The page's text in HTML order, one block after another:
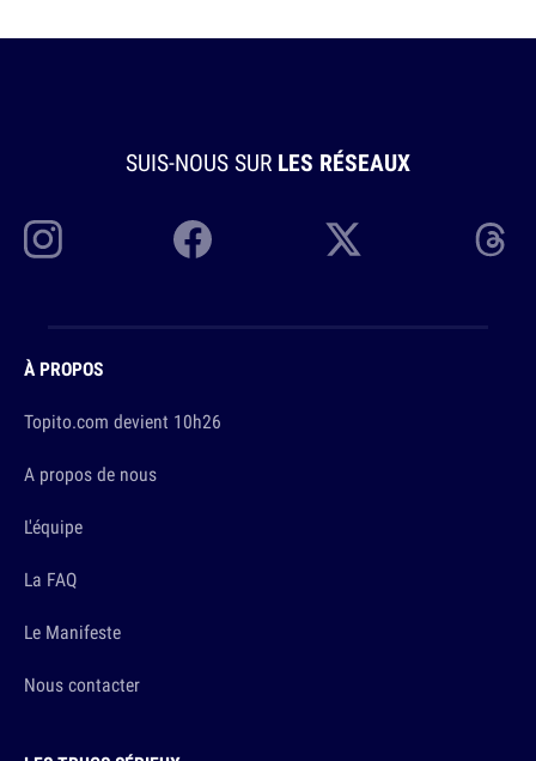
SUIS-NOUS SUR LES RÉSEAUX
À PROPOS
Topito.com devient 10h26
A propos de nous
L'équipe
La FAQ
Le Manifeste
Nous contacter